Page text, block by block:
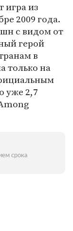
игра из
2009 года.
с видом от
герой
в
только на
уже 2,7
срока